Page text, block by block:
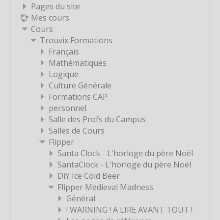
Étiquette
Étiquette
Étiquette
Étiquette
Étiquette
Étiquette
Étiquette
Étiquette
Étiquette
Étiquette
Étiquette
Étiquette
Étiquette
Étiquette
Étiquette
Pages du site
Mes cours
Cours
Trouvix Formations
Français
Mathématiques
Logique
Culture Générale
Formations CAP
personnel
Salle des Profs du Campus
Salles de Cours
Flipper
Santa Clock - L'horloge du père Noël
SantaClock - L'horloge du père Noël
DiY Ice Cold Beer
Flipper Medieval Madness
Général
! WARNING ! A LIRE AVANT TOUT !